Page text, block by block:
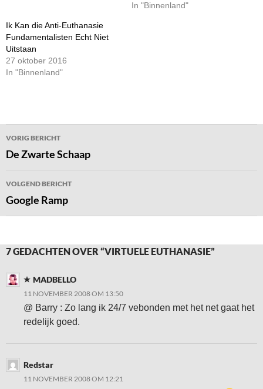
In "Binnenland"
Ik Kan die Anti-Euthanasie
Fundamentalisten Echt Niet
Uitstaan
27 oktober 2016
In "Binnenland"
Bericht
navigatie
VORIG BERICHT
De Zwarte Schaap
VOLGEND BERICHT
Google Ramp
7 GEDACHTEN OVER “VIRTUELE EUTHANASIE”
MADBELLO
11 NOVEMBER 2008 OM 13:50
@ Barry : Zo lang ik 24/7 vebonden met het net gaat het
redelijk goed.
Redstar
11 NOVEMBER 2008 OM 12:21